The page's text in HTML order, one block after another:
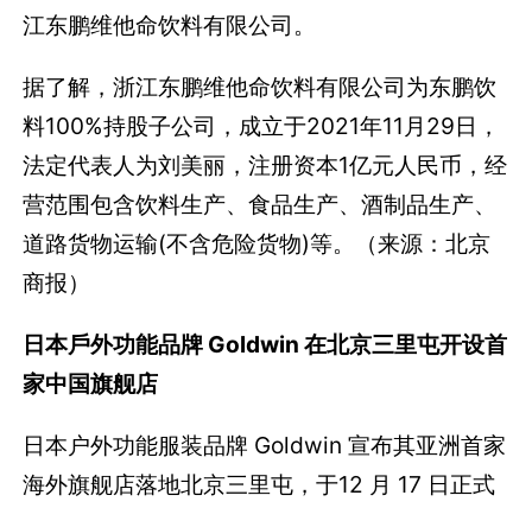
江东鹏维他命饮料有限公司。
据了解，浙江东鹏维他命饮料有限公司为东鹏饮
料100%持股子公司，成立于2021年11月29日，
法定代表人为刘美丽，注册资本1亿元人民币，经
营范围包含饮料生产、食品生产、酒制品生产、
道路货物运输(不含危险货物)等。（来源：北京
商报）
日本戶外功能品牌 Goldwin 在北京三里屯开设首
家中国旗舰店
日本户外功能服装品牌 Goldwin 宣布其亚洲首家
海外旗舰店落地北京三里屯，于12 月 17 日正式